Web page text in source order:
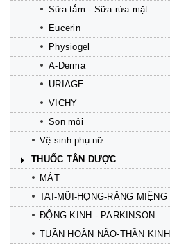
Sữa tắm - Sữa rửa mặt
Eucerin
Physiogel
A-Derma
URIAGE
VICHY
Son môi
Vệ sinh phụ nữ
THUỐC TÂN DƯỢC
MẮT
TAI-MŨI-HỌNG-RĂNG MIỆNG
ĐỘNG KINH - PARKINSON
TUẦN HOÀN NÃO-THẦN KINH